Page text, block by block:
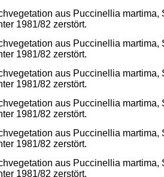
aus Puccinellia martima,
1981/82 zerstört.
aus Puccinellia martima,
1981/82 zerstört.
aus Puccinellia martima,
1981/82 zerstört.
aus Puccinellia martima,
1981/82 zerstört.
aus Puccinellia martima,
1981/82 zerstört.
aus Puccinellia martima,
1981/82 zerstört.